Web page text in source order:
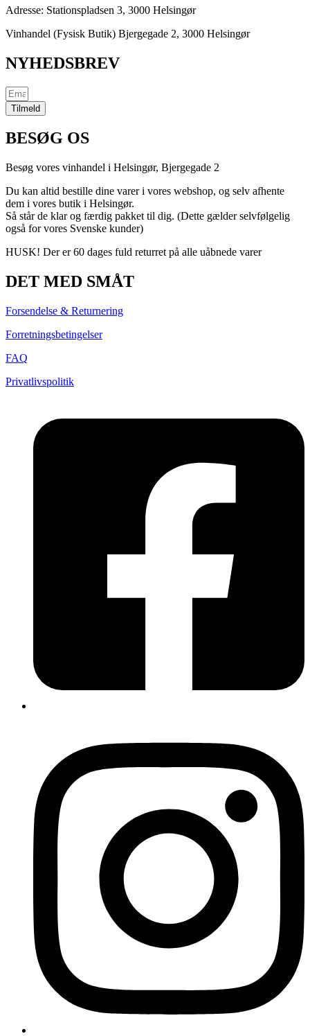
Adresse: Stationspladsen 3, 3000 Helsingør
Vinhandel (Fysisk Butik) Bjergegade 2, 3000 Helsingør
NYHEDSBREV
Tilmeld
BESØG OS
Besøg vores vinhandel i Helsingør, Bjergegade 2
Du kan altid bestille dine varer i vores webshop, og selv afhente
dem i vores butik i Helsingør.
Så står de klar og færdig pakket til dig. (Dette gælder selvfølgelig
også for vores Svenske kunder)
HUSK! Der er 60 dages fuld returret på alle uåbnede varer
DET MED SMÅT
Forsendelse & Returnering
Forretningsbetingelser
FAQ
Privatlivspolitik